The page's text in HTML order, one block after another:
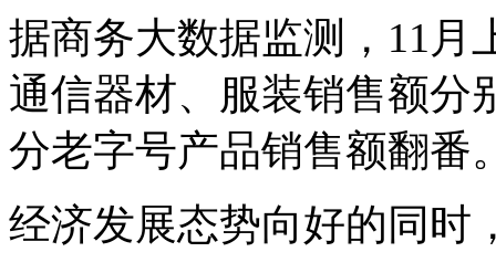
据商务大数据监测，11月
通信器材、服装销售额分
分老字号产品销售额翻番
经济发展态势向好的同时